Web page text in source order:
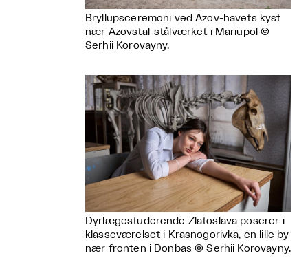
Bryllupsceremoni ved Azov-havets kyst
nær Azovstal-stålværket i Mariupol ©
Serhii Korovayny.
Dyrlægestuderende Zlatoslava poserer i
klasseværelset i Krasnogorivka, en lille by
nær fronten i Donbas © Serhii Korovayny.